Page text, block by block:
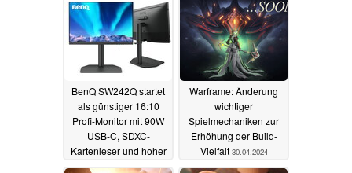
BenQ SW242Q startet
als günstiger 16:10
Profi-Monitor mit 90W
USB-C, SDXC-
Kartenleser und hoher
Farbtreue02.05.2024
Warframe: Änderung
wichtiger
Spielmechaniken zur
Erhöhung der Build-
Vielfalt 30.04.2024